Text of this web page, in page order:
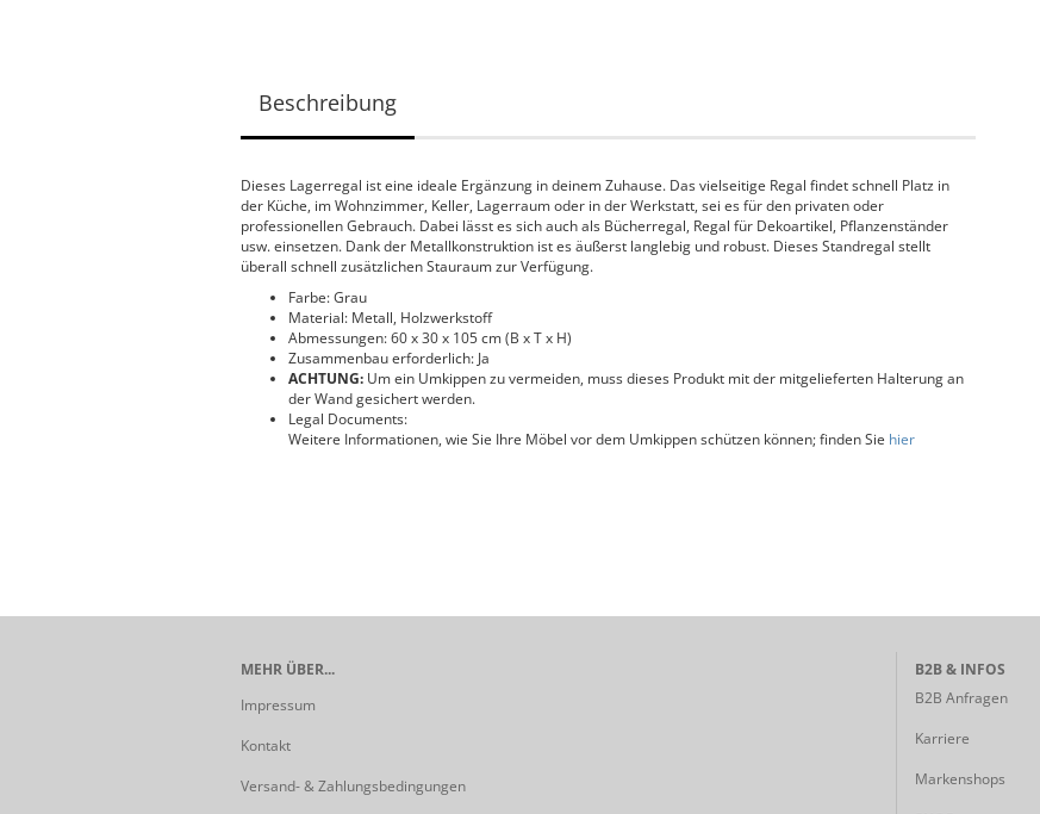
Beschreibung
Dieses Lagerregal ist eine ideale Ergänzung in deinem Zuhause. Das vielseitige Regal findet schnell Platz in
der Küche, im Wohnzimmer, Keller, Lagerraum oder in der Werkstatt, sei es für den privaten oder
professionellen Gebrauch. Dabei lässt es sich auch als Bücherregal, Regal für Dekoartikel, Pflanzenständer
usw. einsetzen. Dank der Metallkonstruktion ist es äußerst langlebig und robust. Dieses Standregal stellt
überall schnell zusätzlichen Stauraum zur Verfügung.
Farbe: Grau
Material: Metall, Holzwerkstoff
Abmessungen: 60 x 30 x 105 cm (B x T x H)
Zusammenbau erforderlich: Ja
ACHTUNG: Um ein Umkippen zu vermeiden, muss dieses Produkt mit der mitgelieferten Halterung an
der Wand gesichert werden.
Legal Documents:
Weitere Informationen, wie Sie Ihre Möbel vor dem Umkippen schützen können; finden Sie hier
MEHR ÜBER...
Impressum
Kontakt
Versand- & Zahlungsbedingungen
B2B & INFOS
B2B Anfragen
Karriere
Markenshops